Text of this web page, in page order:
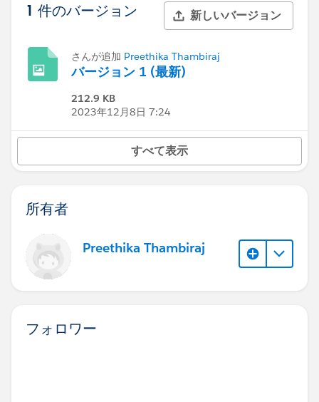
1 件のバージョン 新しいバージョン
さんが追加 Preethika Thambiraj
バージョン 1 (最新)
212.9 KB
2023年12月8日 7:24
すべて表示
所有者
Preethika Thambiraj
フォロワー